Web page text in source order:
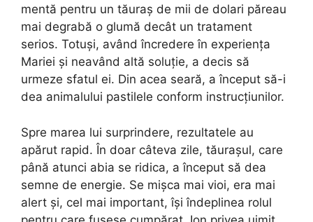
mentă pentru un tăuraș de mii de dolari păreau
mai degrabă o glumă decât un tratament
serios. Totuși, având încredere în experiența
Mariei și neavând altă soluție, a decis să
urmeze sfatul ei. Din acea seară, a început să-i
dea animalului pastilele conform instrucțiunilor.
Spre marea lui surprindere, rezultatele au
apărut rapid. În doar câteva zile, tăurașul, care
până atunci abia se ridica, a început să dea
semne de energie. Se mișca mai vioi, era mai
alert și, cel mai important, își îndeplinea rolul